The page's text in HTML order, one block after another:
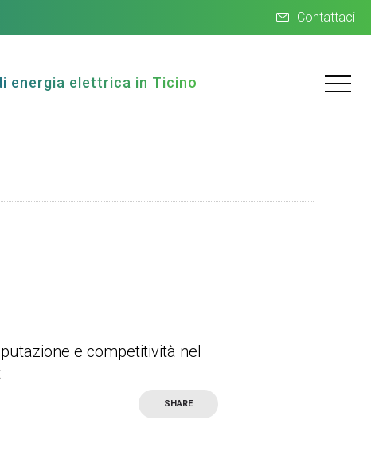
Contattaci
energia elettrica in Ticino
e competitività nel
SHARE